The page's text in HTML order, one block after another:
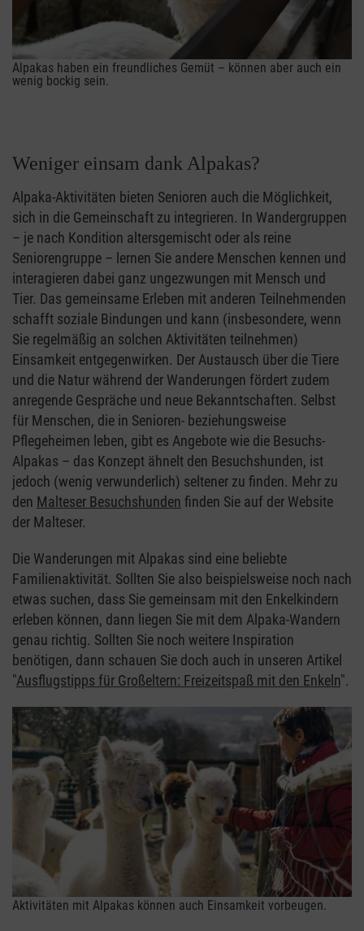
Alpakas haben ein freundliches Gemüt – können aber auch ein
wenig bockig sein.
Weniger einsam dank Alpakas?
Alpaka-Aktivitäten bieten Senioren auch die Möglichkeit,
sich in die Gemeinschaft zu integrieren. In Wandergruppen
– je nach Kondition altersgemischt oder als reine
Seniorengruppe – lernen Sie andere Menschen kennen und
interagieren dabei ganz ungezwungen mit Mensch und
Tier. Das gemeinsame Erleben mit anderen Teilnehmenden
schafft soziale Bindungen und kann (insbesondere, wenn
Sie regelmäßig an solchen Aktivitäten teilnehmen)
Einsamkeit entgegenwirken. Der Austausch über die Tiere
und die Natur während der Wanderungen fördert zudem
anregende Gespräche und neue Bekanntschaften. Selbst
für Menschen, die in Senioren- beziehungsweise
Pflegeheimen leben, gibt es Angebote wie die Besuchs-
Alpakas – das Konzept ähnelt den Besuchshunden, ist
jedoch (wenig verwunderlich) seltener zu finden. Mehr zu
den Malteser Besuchshunden finden Sie auf der Website
der Malteser.
Die Wanderungen mit Alpakas sind eine beliebte
Familienaktivität. Sollten Sie also beispielsweise noch nach
etwas suchen, dass Sie gemeinsam mit den Enkelkindern
erleben können, dann liegen Sie mit dem Alpaka-Wandern
genau richtig. Sollten Sie noch weitere Inspiration
benötigen, dann schauen Sie doch auch in unseren Artikel
"Ausflugstipps für Großeltern: Freizeitspaß mit den Enkeln".
Aktivitäten mit Alpakas können auch Einsamkeit vorbeugen.